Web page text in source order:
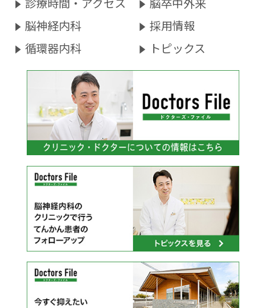
脳神経内科
循環器内科
採用情報
トピックス